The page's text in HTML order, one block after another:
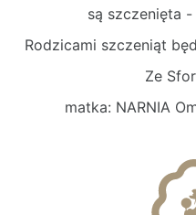
są szczenięta
Rodzicami szczeniąt
Ze
matka: NARNIA